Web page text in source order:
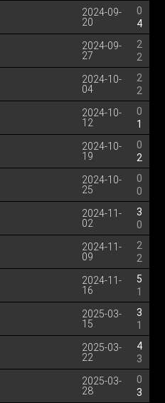
2024-09-
20
0
4
2024-09-
27
2
2
2024-10-
04
2
2
2024-10-
12
0
1
2024-10-
19
0
2
2024-10-
25
0
0
2024-11-
02
3
0
2024-11-
09
2
2
2024-11-
16
5
1
2025-03-
15
3
1
2025-03-
22
4
3
2025-03-
28
0
3